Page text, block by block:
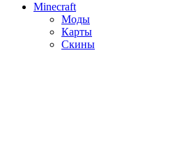
Minecraft
Моды
Карты
Скины